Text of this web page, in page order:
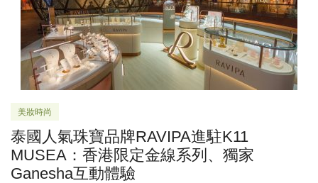
美妝時尚
泰國人氣珠寶品牌RAVIPA進駐K11
MUSEA：香港限定金線系列、獨家
Ganesha互動體驗